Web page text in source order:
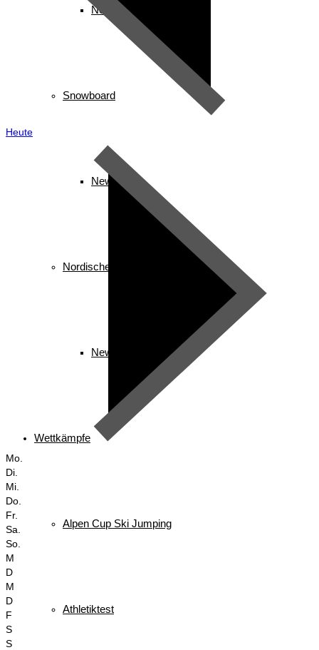
News
Snowboard
News
Nordische Kombination/ Sprung
News
Wettkämpfe
Alpen Cup Ski Jumping
Athletiktest
Heute
Mo.
Di.
Mi.
Do.
Fr.
Sa.
So.
M
D
M
D
F
S
S